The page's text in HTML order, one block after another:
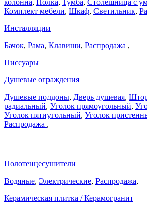
Комплект мебели, Шкаф, Светильник,
Инсталляции
Бачок, Рама, Клавиши, Распродажа ,
Писсуары
Душевые ограждения
Душевые поддоны, Дверь душевая,
радиальный, Уголок прямоугольный,
Уголок пятиугольный, Уголок
Распродажа ,
Полотенцесушители
Водяные, Электрические, Распродажа,
Керамическая плитка / Керамогранит